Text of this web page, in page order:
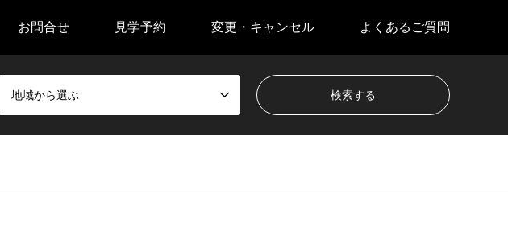
お問合せ 見学予約 変更・キャンセル よくあるご質問
地域から選ぶ